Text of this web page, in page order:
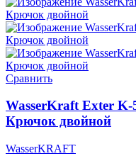
Сравнить
WasserKraft Exter K-
Крючок двойной
WasserKRAFT